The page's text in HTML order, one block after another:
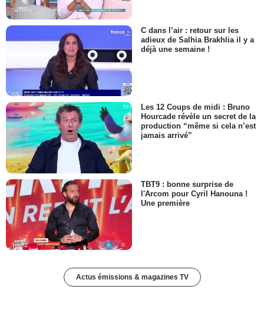
C dans l’air : retour sur les
adieux de Salhia Brakhlia il y a
déjà une semaine !
Les 12 Coups de midi : Bruno
Hourcade révèle un secret de la
production “même si cela n’est
jamais arrivé”
TBT9 : bonne surprise de
l'Arcom pour Cyril Hanouna !
Une première
Actus émissions & magazines TV